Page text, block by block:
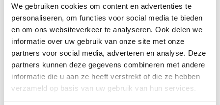
We gebruiken cookies om content en advertenties te
personaliseren, om functies voor social media te bieden
en om ons websiteverkeer te analyseren. Ook delen we
informatie over uw gebruik van onze site met onze
partners voor social media, adverteren en analyse. Deze
partners kunnen deze gegevens combineren met andere
informatie die u aan ze heeft verstrekt of die ze hebben
verzameld op basis van uw gebruik van hun services.
Met 60+ verkooppunten in Nederland en België staan wij
met onze XL Travelcenters, mobiele reisadviseurs van
TravelXL@Home en deze website altijd voor uw vakantie
klaar.
• Ontzorgen van A-Z • Onafhankelijk advies • Maatwerk •
Bespaar tijd en stress
TravelXLreisbureau's